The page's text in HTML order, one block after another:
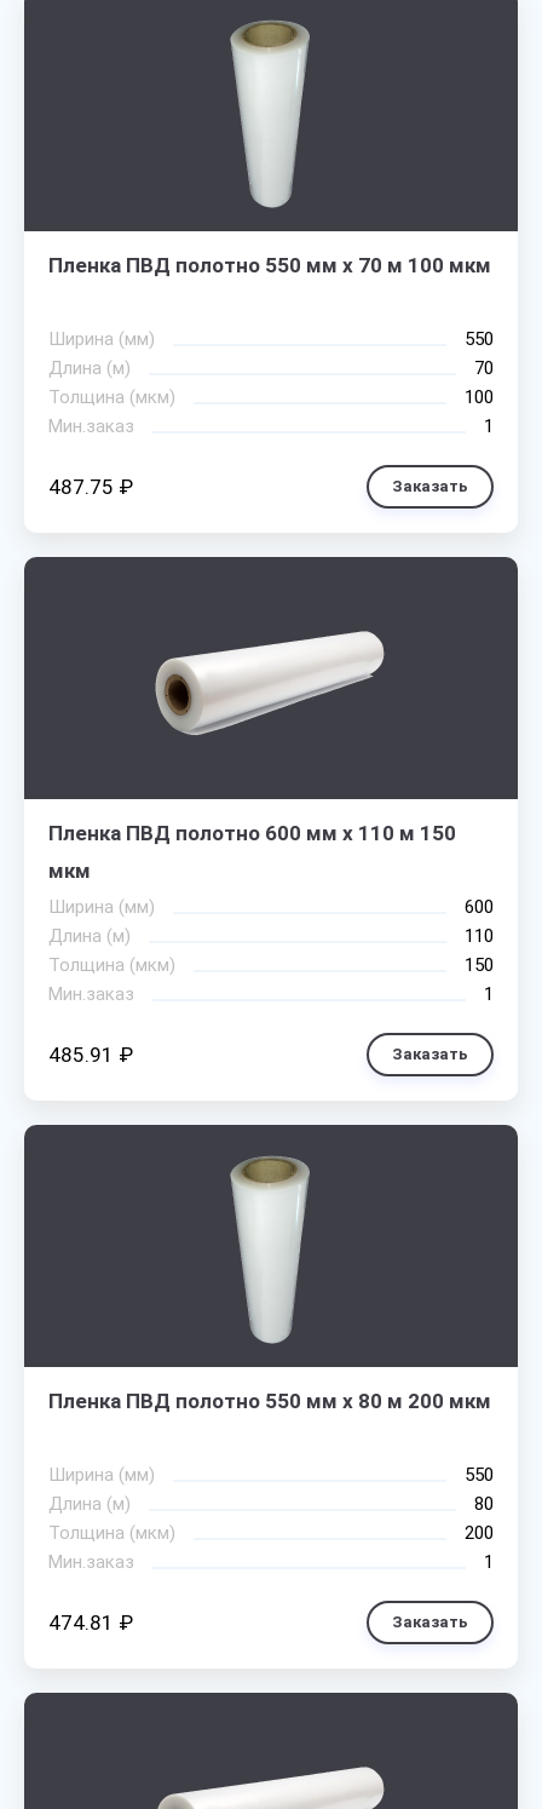
Пленка ПВД полотно 550 мм х 70 м 100 мкм
Ширина (мм)
550
Длина (м)
70
Толщина (мкм)
100
Мин.заказ
1
487.75 ₽ Заказать
Пленка ПВД полотно 600 мм х 110 м 150
мкм
Ширина (мм)
600
Длина (м)
110
Толщина (мкм)
150
Мин.заказ
1
485.91 ₽ Заказать
Пленка ПВД полотно 550 мм х 80 м 200 мкм
Ширина (мм)
550
Длина (м)
80
Толщина (мкм)
200
Мин.заказ
1
474.81 ₽ Заказать